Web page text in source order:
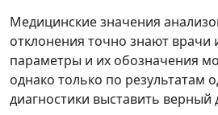
Медицинские значения
отклонения точно знают врачи
параметры и их обозначения
однако только по результатам
диагностики выставить верный